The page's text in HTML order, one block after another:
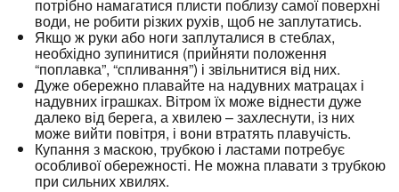
потрібно намагатися плисти поблизу самої поверхні
води, не робити різких рухів, щоб не заплутатись.
Якщо ж руки або ноги заплуталися в стеблах,
необхідно зупинитися (прийняти положення
“поплавка”, “спливання”) і звільнитися від них.
Дуже обережно плавайте на надувних матрацах і
надувних іграшках. Вітром їх може віднести дуже
далеко від берега, а хвилею – захлеснути, із них
може вийти повітря, і вони втратять плавучість.
Купання з маскою, трубкою і ластами потребує
особливої обережності. Не можна плавати з трубкою
при сильних хвилях.